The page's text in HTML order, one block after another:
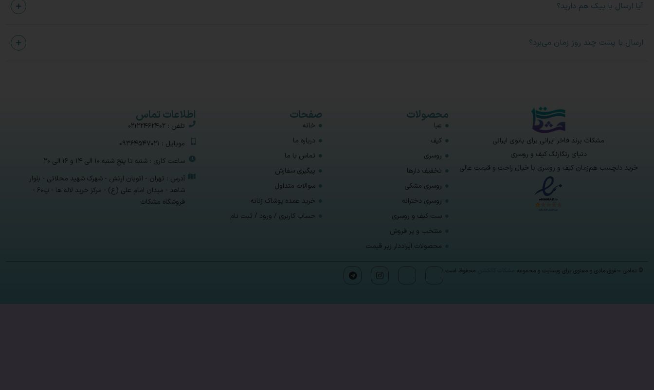
آیا ارسال با پیک هم دارید؟
ارسال با پست چند روز زمان می‌برد؟
مشکات برند فاخر ایرانی برای بانوی ایرانی
دنیای رنگارنگ کیف و روسری
خرید دلچسب هم‌زمان کیف و روسری با خیال راحت و قیمت عالی
محصولات
عبا
کیف
روسری
تخفیف دارها
روسری مشکی
روسری دخترانه
ست کیف و روسری
منتخب و پر فروش
محصولات ایراددار زیر قیمت
صفحات
خانه
درباره ما
تماس با ما
پیگیری سفارش
سوالات متداول
خرید عمده پوشاک زنانه
حساب کاربری / ورود / ثبت نام
اطلاعات تماس
تلفن : 02122462402
موبایل : 09364547021
ساعت کاری : شنبه تا پنج شنبه 10 الی 14 و 16 الی 20
آدرس : تهران - اتوبان ارتش - شهرک شهید محلاتی - بلوار
شاهد - میدان امام علی (ع) - مرکز خرید لاله ها - پ۶۰ -
فروشگاه مشکات
© تمامی حقوق مادی و معنوی برای وبسایت و مجموعه محفوظ است.